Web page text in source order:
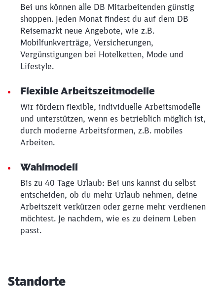
Bei uns können alle DB Mitarbeitenden günstig
shoppen. Jeden Monat findest du auf dem DB
Reisemarkt neue Angebote, wie z.B.
Mobilfunkverträge, Versicherungen,
Vergünstigungen bei Hotelketten, Mode und
Lifestyle.
Flexible Arbeitszeitmodelle
Wir fördern flexible, individuelle Arbeitsmodelle
und unterstützen, wenn es betrieblich möglich ist,
durch moderne Arbeitsformen, z.B. mobiles
Arbeiten.
Wahlmodell
Bis zu 40 Tage Urlaub: Bei uns kannst du selbst
entscheiden, ob du mehr Urlaub nehmen, deine
Arbeitszeit verkürzen oder gerne mehr verdienen
möchtest. Je nachdem, wie es zu deinem Leben
passt.
Standorte